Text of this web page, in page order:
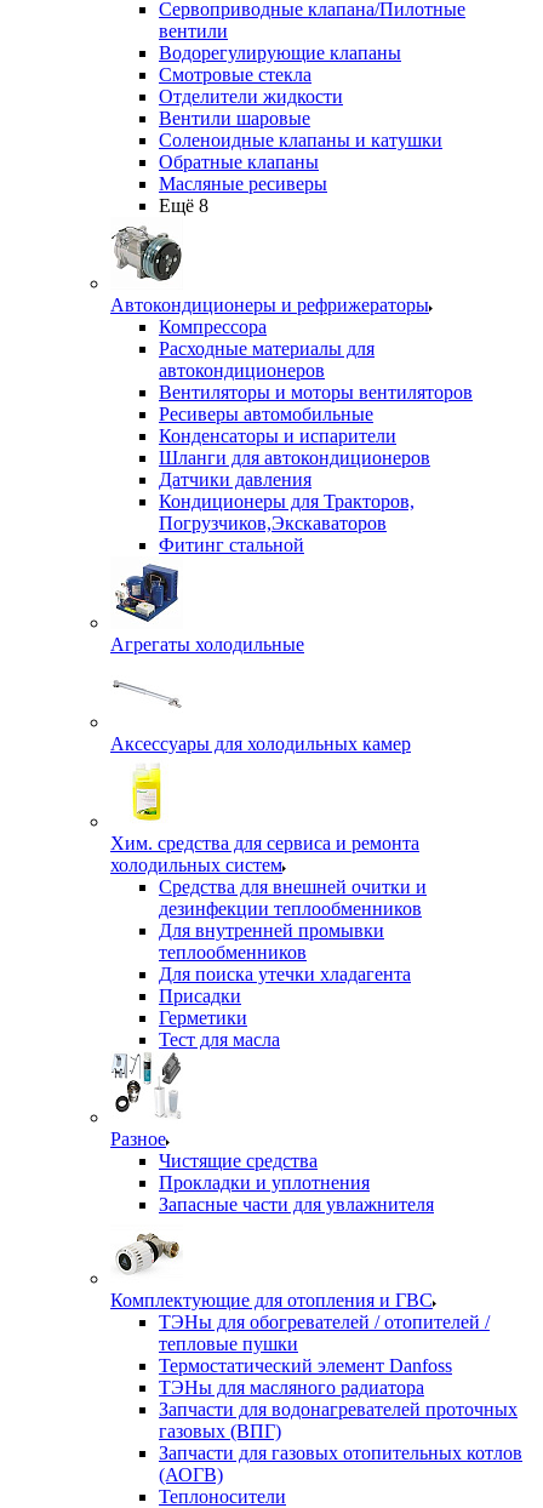
Сервоприводные клапана/Пилотные
вентили
Водорегулирующие клапаны
Смотровые стекла
Отделители жидкости
Вентили шаровые
Соленоидные клапаны и катушки
Обратные клапаны
Масляные ресиверы
Ещё 8
Автокондиционеры и рефрижераторы
Компрессора
Расходные материалы для
автокондиционеров
Вентиляторы и моторы вентиляторов
Ресиверы автомобильные
Конденсаторы и испарители
Шланги для автокондиционеров
Датчики давления
Кондиционеры для Тракторов,
Погрузчиков,Экскаваторов
Фитинг стальной
Агрегаты холодильные
Аксессуары для холодильных камер
Хим. средства для сервиса и ремонта
холодильных систем
Средства для внешней очитки и
дезинфекции теплообменников
Для внутренней промывки
теплообменников
Для поиска утечки хладагента
Присадки
Герметики
Тест для масла
Разное
Чистящие средства
Прокладки и уплотнения
Запасные части для увлажнителя
Комплектующие для отопления и ГВС
ТЭНы для обогревателей / отопителей /
тепловые пушки
Термостатический элемент Danfoss
ТЭНы для масляного радиатора
Запчасти для водонагревателей проточных
газовых (ВПГ)
Запчасти для газовых отопительных котлов
(АОГВ)
Теплоносители